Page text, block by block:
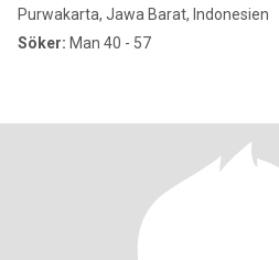
Purwakarta, Jawa Barat, Indonesien
Söker: Man 40 - 57